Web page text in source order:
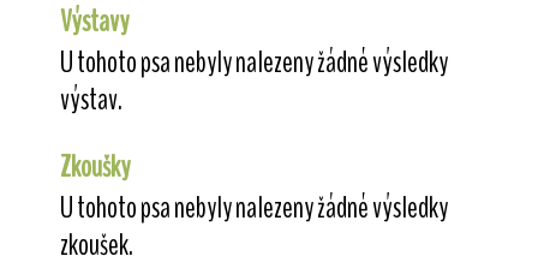
Výstavy
U tohoto psa nebyly nalezeny žádné výsledky
výstav.
Zkoušky
U tohoto psa nebyly nalezeny žádné výsledky
zkoušek.